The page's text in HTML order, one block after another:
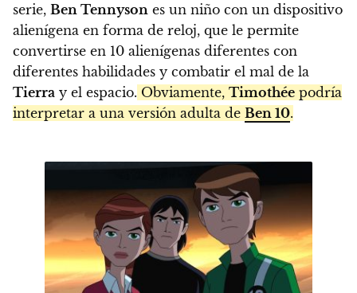
serie, Ben Tennyson es un niño con un dispositivo
alienígena en forma de reloj, que le permite
convertirse en 10 alienígenas diferentes con
diferentes habilidades y combatir el mal de la
Tierra y el espacio. Obviamente, Timothée podría
interpretar a una versión adulta de Ben 10.